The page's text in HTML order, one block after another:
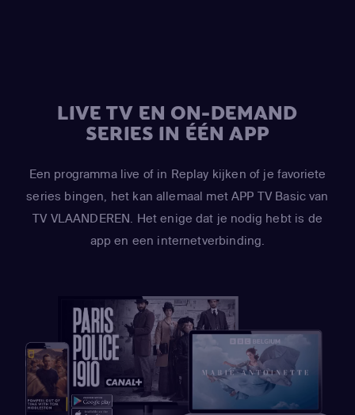
(Yentl Cartman),Kimberly Brooks(Interviewer)
LIVE TV EN ON-DEMAND
SERIES IN ÉÉN APP
Een programma live of in Replay kijken of je favoriete
series bingen, het kan allemaal met APP TV Basic van
TV VLAANDEREN. Het enige dat je nodig hebt is de
app en een internetverbinding.